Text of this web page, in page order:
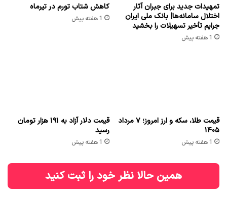
تمهیدات جدید برای جبران آثار
اختلال سامانه‌ها| بانک ملی ایران
جرایم تأخیر تسهیلات را بخشید
1 هفته پیش
کاهش شتاب تورم در تیرماه
1 هفته پیش
قیمت طلا، سکه و ارز امروز؛ ۷ مرداد
۱۴۰۵
1 هفته پیش
قیمت دلار آزاد به ۱۹۱ هزار تومان
رسید
1 هفته پیش
همین حالا نظر خود را ثبت کنید